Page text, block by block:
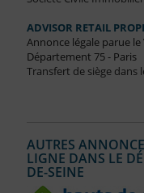
ADVISOR RETAIL
Annonce légale parue le
Département 75 - Paris
Transfert de siège dans
AUTRES
LIGNE DANS LE
DE-SEINE